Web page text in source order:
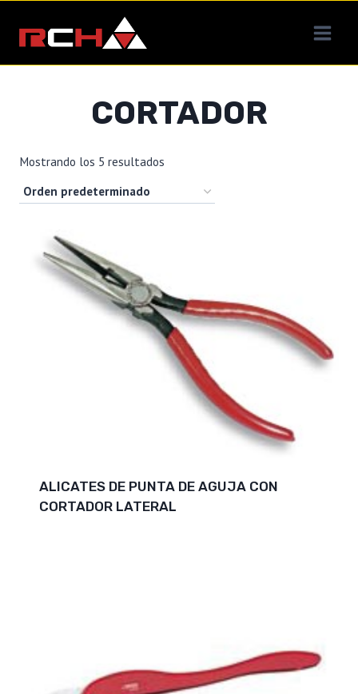
contenido
CORTADOR
Mostrando los 5 resultados
ALICATES DE PUNTA DE AGUJA CON
CORTADOR LATERAL